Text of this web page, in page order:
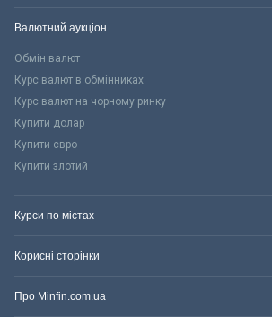
Валютний аукціон
Обмін валют
Курс валют в обмінниках
Курс валют на чорному ринку
Купити долар
Купити євро
Купити злотий
Курси по містах
Корисні сторінки
Про Minfin.com.ua